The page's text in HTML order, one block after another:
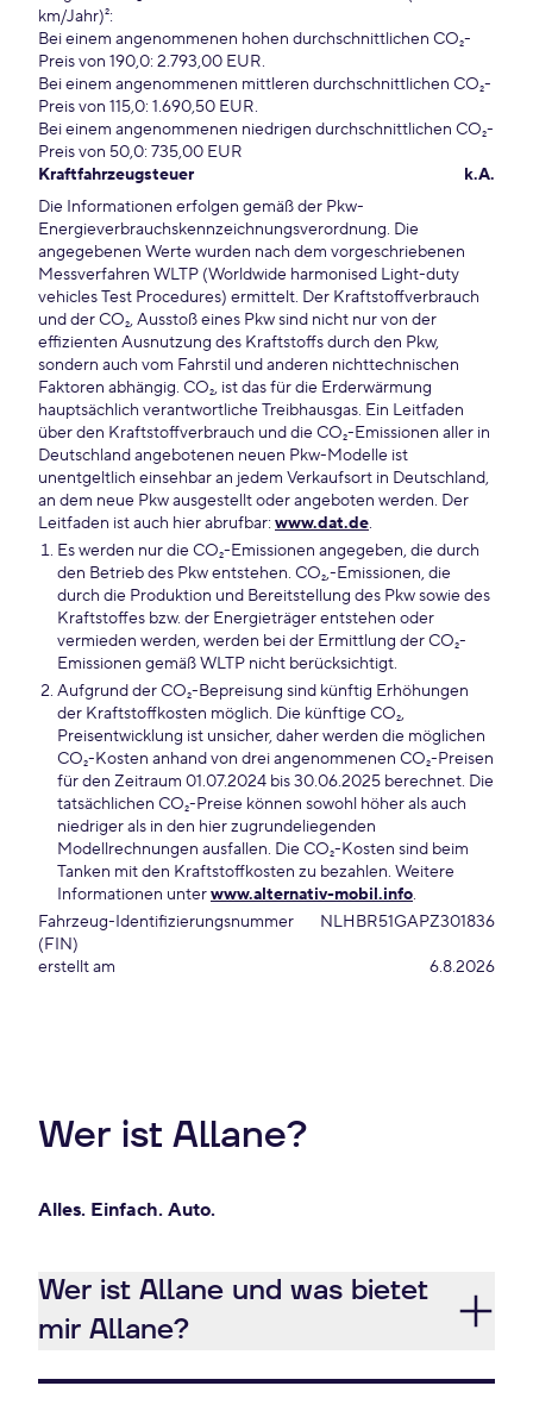
km/Jahr)²:
Bei einem angenommenen hohen durchschnittlichen CO₂-
Preis von 190,0: 2.793,00 EUR.
Bei einem angenommenen mittleren durchschnittlichen CO₂-
Preis von 115,0: 1.690,50 EUR.
Bei einem angenommenen niedrigen durchschnittlichen CO₂-
Preis von 50,0: 735,00 EUR
Kraftfahrzeugsteuer
k.A.
Die Informationen erfolgen gemäß der Pkw-
Energieverbrauchskennzeichnungsverordnung. Die
angegebenen Werte wurden nach dem vorgeschriebenen
Messverfahren WLTP (Worldwide harmonised Light-duty
vehicles Test Procedures) ermittelt. Der Kraftstoffverbrauch
und der CO₂, Ausstoß eines Pkw sind nicht nur von der
effizienten Ausnutzung des Kraftstoffs durch den Pkw,
sondern auch vom Fahrstil und anderen nichttechnischen
Faktoren abhängig. CO₂, ist das für die Erderwärmung
hauptsächlich verantwortliche Treibhausgas. Ein Leitfaden
über den Kraftstoffverbrauch und die CO₂-Emissionen aller in
Deutschland angebotenen neuen Pkw-Modelle ist
unentgeltlich einsehbar an jedem Verkaufsort in Deutschland,
an dem neue Pkw ausgestellt oder angeboten werden. Der
Leitfaden ist auch hier abrufbar: www.dat.de.
Es werden nur die CO₂-Emissionen angegeben, die durch
den Betrieb des Pkw entstehen. CO₂,-Emissionen, die
durch die Produktion und Bereitstellung des Pkw sowie des
Kraftstoffes bzw. der Energieträger entstehen oder
vermieden werden, werden bei der Ermittlung der CO₂-
Emissionen gemäß WLTP nicht berücksichtigt.
Aufgrund der CO₂-Bepreisung sind künftig Erhöhungen
der Kraftstoffkosten möglich. Die künftige CO₂,
Preisentwicklung ist unsicher, daher werden die möglichen
CO₂-Kosten anhand von drei angenommenen CO₂-Preisen
für den Zeitraum 01.07.2024 bis 30.06.2025 berechnet. Die
tatsächlichen CO₂-Preise können sowohl höher als auch
niedriger als in den hier zugrundeliegenden
Modellrechnungen ausfallen. Die CO₂-Kosten sind beim
Tanken mit den Kraftstoffkosten zu bezahlen. Weitere
Informationen unterwww.alternativ-mobil.info.
Fahrzeug-Identifizierungsnummer
(FIN)
NLHBR51GAPZ301836
erstellt am 6.8.2026
Wer ist Allane?
Alles. Einfach. Auto.
Wer ist Allane und was bietet
mir Allane?